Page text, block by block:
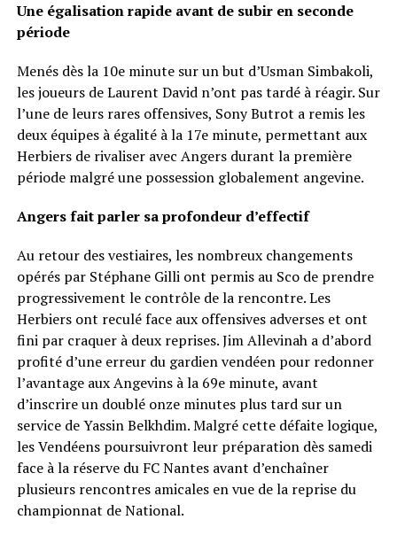
Une égalisation rapide avant de subir en seconde
période
Menés dès la 10e minute sur un but d’Usman Simbakoli,
les joueurs de Laurent David n’ont pas tardé à réagir. Sur
l’une de leurs rares offensives, Sony Butrot a remis les
deux équipes à égalité à la 17e minute, permettant aux
Herbiers de rivaliser avec Angers durant la première
période malgré une possession globalement angevine.
Angers fait parler sa profondeur d’effectif
Au retour des vestiaires, les nombreux changements
opérés par Stéphane Gilli ont permis au Sco de prendre
progressivement le contrôle de la rencontre. Les
Herbiers ont reculé face aux offensives adverses et ont
fini par craquer à deux reprises. Jim Allevinah a d’abord
profité d’une erreur du gardien vendéen pour redonner
l’avantage aux Angevins à la 69e minute, avant
d’inscrire un doublé onze minutes plus tard sur un
service de Yassin Belkhdim. Malgré cette défaite logique,
les Vendéens poursuivront leur préparation dès samedi
face à la réserve du FC Nantes avant d’enchaîner
plusieurs rencontres amicales en vue de la reprise du
championnat de National.